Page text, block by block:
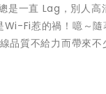
是一直 Lag，別人高
Wi-Fi惹的禍！噫～隨
品質不給力而帶來不